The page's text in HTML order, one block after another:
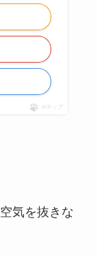
ポチップ
気を抜きな